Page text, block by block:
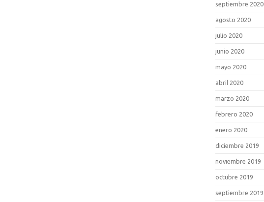
septiembre 2020
agosto 2020
julio 2020
junio 2020
mayo 2020
abril 2020
marzo 2020
febrero 2020
enero 2020
diciembre 2019
noviembre 2019
octubre 2019
septiembre 2019